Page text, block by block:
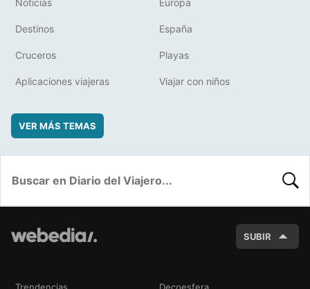
Noticias Europa
Destinos España
Cruceros Playas
Aplicaciones viajeras Viajar con niños
VER MÁS TEMAS
SUBIR